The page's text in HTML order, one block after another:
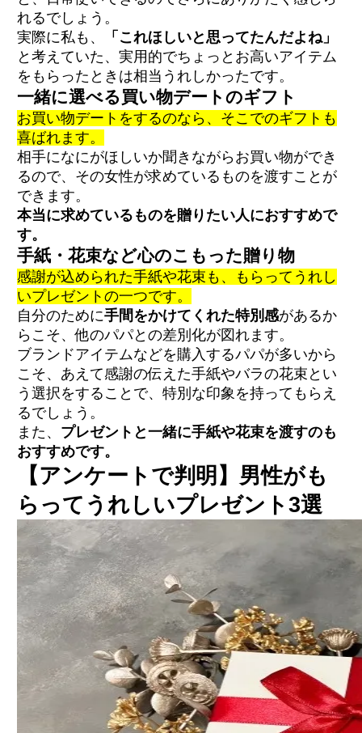
れるでしょう。
実際に私も、
「これほしいと思ってたんだよね」
と考えていた、実用的でちょっとお高いアイテム
をもらったときは相当うれしかったです。
一緒に選べる買い物デートのギフト
お買い物デートをするのなら、そこでのギフトも
喜ばれます。
相手になにがほしいか聞きながらお買い物ができ
るので、その女性が求めているものを渡すことが
できます。
本当に求めているものを贈りたい人におすすめで
す。
手紙・花束など心のこもった贈り物
感謝が込められた手紙や花束も、もらってうれし
いプレゼントの一つです。
自分のために手間をかけてくれた特別感があるか
らこそ、他のパパとの差別化が図れます。
ブランドアイテムなどを購入するパパが多いから
こそ、あえて感謝の伝えた手紙やバラの花束とい
う選択をすることで、特別な印象を持ってもらえ
るでしょう。
また、 プレゼントと一緒に手紙や花束を渡すのも
おすすめです。
【アンケートで判明】男性がも
らってうれしいプレゼント3選